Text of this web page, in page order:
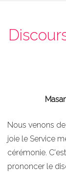
Nous venons
joie le Service
cérémonie.
prononcer le